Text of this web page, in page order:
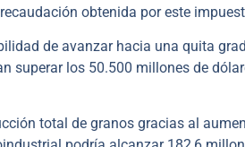
obtenida por este
de avanzar hacia una quita
superar los 50.500 millones de
total de granos gracias al